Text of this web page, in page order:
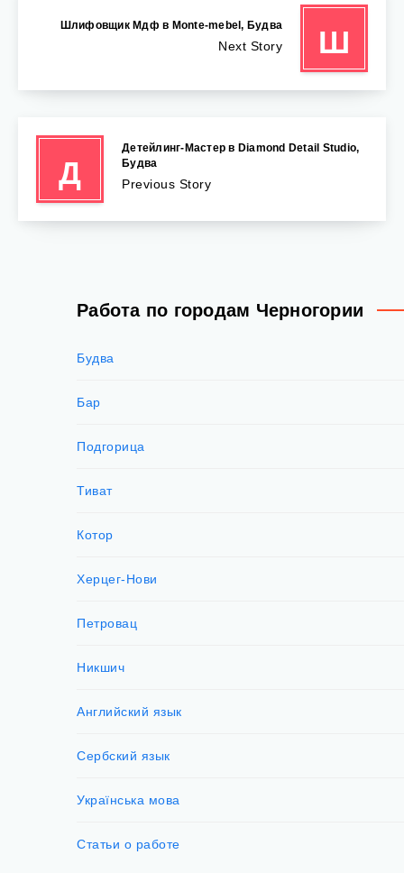
Ш
Шлифовщик Мдф в Monte-mebel, Будва
Next Story
Д
Детейлинг-Мастер в Diamond Detail Studio,
Будва
Previous Story
Работа по городам Черногории
Будва
Бар
Подгорица
Тиват
Котор
Херцег-Нови
Петровац
Никшич
Английский язык
Сербский язык
Українська мова
Статьи о работе